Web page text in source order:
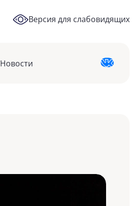
Версия для слабовидящих
Новости